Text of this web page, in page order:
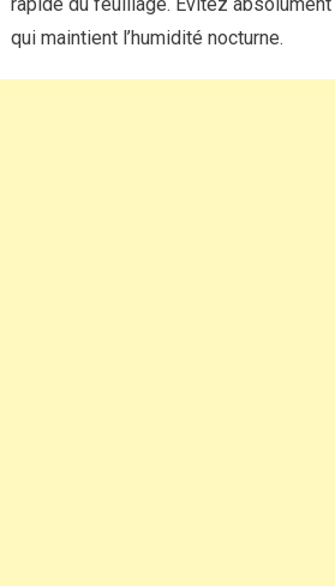
qui maintient l’humidité nocturne.